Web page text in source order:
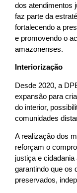
dos atendimentos
faz parte da
fortalecendo a
e promovendo o
amazonenses.
Interiorização
Desde 2020, a
expansão para
do interior,
comunidades
A realização dos
reforçam o
justiça e
garantindo que os
preservados,